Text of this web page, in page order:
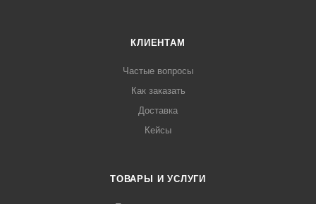
КЛИЕНТАМ
Частые вопросы
Как заказать
Доставка
Кейсы
ТОВАРЫ И УСЛУГИ